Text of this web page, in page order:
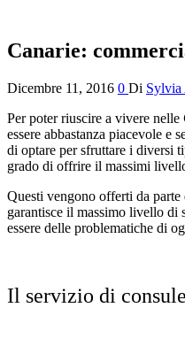
Canarie:
Dicembre 11, 2016 0 Di
Per poter riuscire a vivere nelle
essere abbastanza piacevole e
di optare per sfruttare i diversi
grado di offrire il massimi
Questi vengono offerti da parte
garantisce il massimo livello di
essere delle problematiche di
Il servizio di